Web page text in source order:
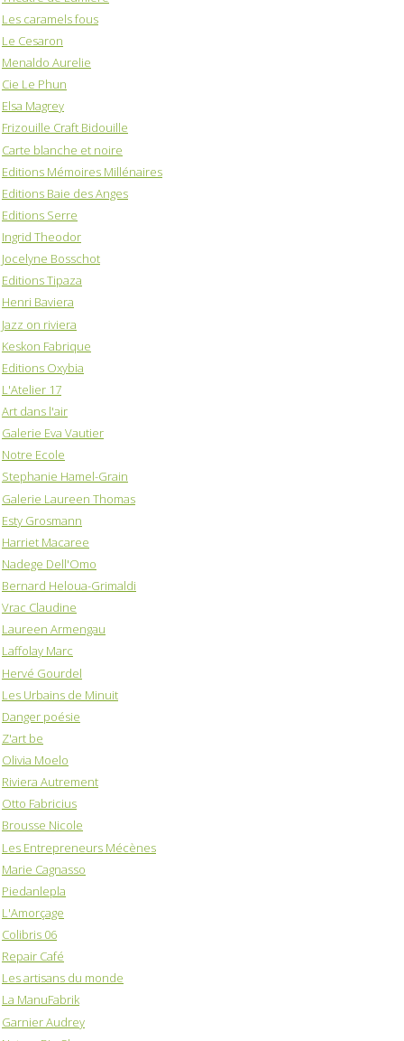
Les caramels fous
Le Cesaron
Menaldo Aurelie
Cie Le Phun
Elsa Magrey
Frizouille Craft Bidouille
Carte blanche et noire
Editions Mémoires Millénaires
Editions Baie des Anges
Editions Serre
Ingrid Theodor
Jocelyne Bosschot
Editions Tipaza
Henri Baviera
Jazz on riviera
Keskon Fabrique
Editions Oxybia
L'Atelier 17
Art dans l'air
Galerie Eva Vautier
Notre Ecole
Stephanie Hamel-Grain
Galerie Laureen Thomas
Esty Grosmann
Harriet Macaree
Nadege Dell'Omo
Bernard Heloua-Grimaldi
Vrac Claudine
Laureen Armengau
Laffolay Marc
Hervé Gourdel
Les Urbains de Minuit
Danger poésie
Z'art be
Olivia Moelo
Riviera Autrement
Otto Fabricius
Brousse Nicole
Les Entrepreneurs Mécènes
Marie Cagnasso
Piedanlepla
L'Amorçage
Colibris 06
Repair Café
Les artisans du monde
La ManuFabrik
Garnier Audrey